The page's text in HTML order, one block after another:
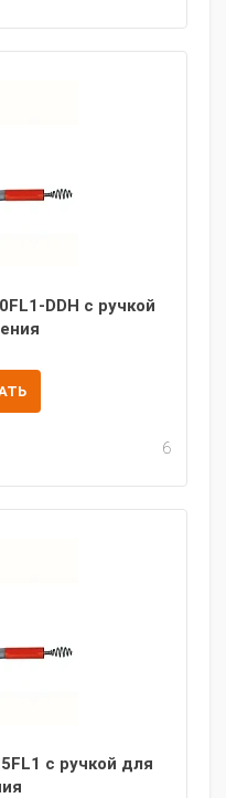
DDH с ручкой
6
с ручкой для